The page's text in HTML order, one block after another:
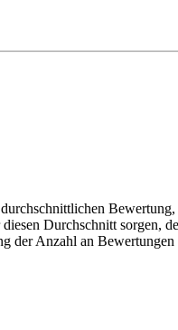
Durchschnitt sorgen,
der Anzahl an